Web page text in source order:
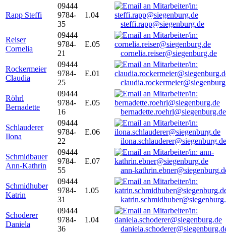
Rapp Steffi
09444
9784-
35
1.04
steffi.rapp@siegenburg.de
Reiser
Cornelia
09444
9784-
21
E.05
cornelia.reiser@siegenburg.de
Rockermeier
Claudia
09444
9784-
25
E.01
Röhrl
Bernadette
09444
9784-
16
E.05
bernadette.roehrl@siegenburg.de
Schlauderer
Ilona
09444
9784-
22
E.06
ilona.schlauderer@siegenburg.de
Schmidbauer
Ann-Kathrin
09444
9784-
55
E.07
ann-
Schmidhuber
Katrin
09444
9784-
31
1.05
Schoderer
Daniela
09444
9784-
36
1.04